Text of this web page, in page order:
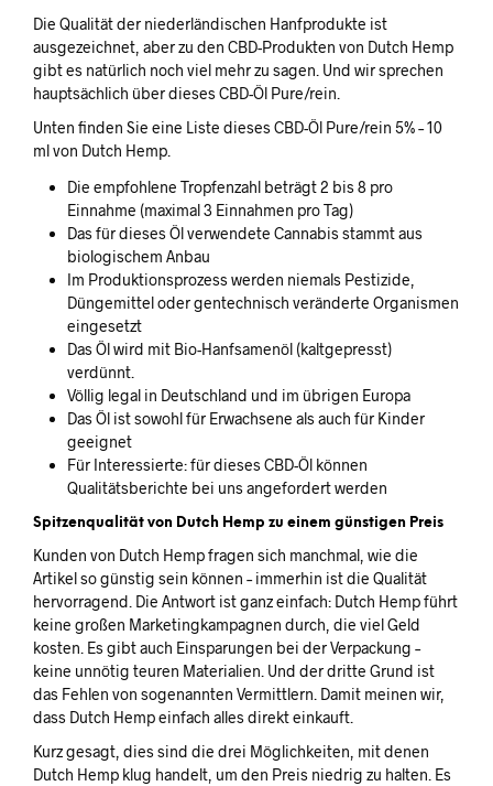
Die Qualität der niederländischen Hanfprodukte ist
ausgezeichnet, aber zu den CBD-Produkten von Dutch Hemp
gibt es natürlich noch viel mehr zu sagen. Und wir sprechen
hauptsächlich über dieses CBD-Öl Pure/rein.
Unten finden Sie eine Liste dieses CBD-Öl Pure/rein 5% – 10
ml von Dutch Hemp.
Die empfohlene Tropfenzahl beträgt 2 bis 8 pro
Einnahme (maximal 3 Einnahmen pro Tag)
Das für dieses Öl verwendete Cannabis stammt aus
biologischem Anbau
Im Produktionsprozess werden niemals Pestizide,
Düngemittel oder gentechnisch veränderte Organismen
eingesetzt
Das Öl wird mit Bio-Hanfsamenöl (kaltgepresst)
verdünnt.
Völlig legal in Deutschland und im übrigen Europa
Das Öl ist sowohl für Erwachsene als auch für Kinder
geeignet
Für Interessierte: für dieses CBD-Öl können
Qualitätsberichte bei uns angefordert werden
Spitzenqualität von Dutch Hemp zu einem günstigen Preis
Kunden von Dutch Hemp fragen sich manchmal, wie die
Artikel so günstig sein können – immerhin ist die Qualität
hervorragend. Die Antwort ist ganz einfach: Dutch Hemp führt
keine großen Marketingkampagnen durch, die viel Geld
kosten. Es gibt auch Einsparungen bei der Verpackung –
keine unnötig teuren Materialien. Und der dritte Grund ist
das Fehlen von sogenannten Vermittlern. Damit meinen wir,
dass Dutch Hemp einfach alles direkt einkauft.
Kurz gesagt, dies sind die drei Möglichkeiten, mit denen
Dutch Hemp klug handelt, um den Preis niedrig zu halten. Es